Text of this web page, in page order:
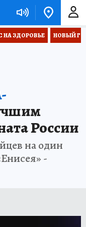
НА ЗДОРОВЬЕ НОВЫЙ
России
на один
-